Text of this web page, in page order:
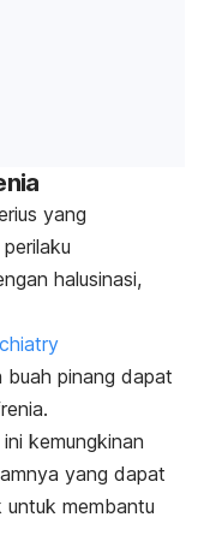
yang
halusinasi,
buah pinang dapat
kemungkinan
yang dapat
membantu